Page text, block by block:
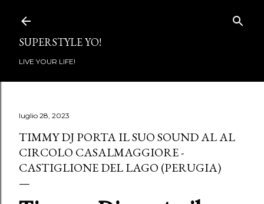
SUPERSTYLE YO!
LIVE YOUR LIFE!
luglio 28, 2023
TIMMY DJ PORTA IL SUO SOUND AL AL
CIRCOLO CASALMAGGIORE -
CASTIGLIONE DEL LAGO (PERUGIA)